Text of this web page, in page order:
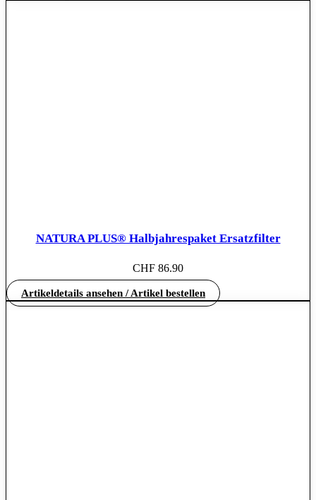
NATURA PLUS® Halbjahrespaket Ersatzfilter
CHF 86.90
Artikeldetails ansehen / Artikel bestellen